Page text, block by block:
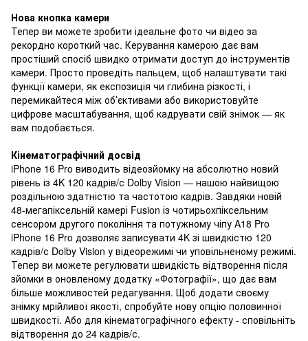
Нова кнопка камери
Тепер ви можете зробити ідеальне фото чи відео за
рекордно короткий час. Керування камерою дає вам
простіший спосіб швидко отримати доступ до інструментів
камери. Просто проведіть пальцем, щоб налаштувати такі
функції камери, як експозиція чи глибина різкості, і
перемикайтеся між об’єктивами або використовуйте
цифрове масштабування, щоб кадрувати свій знімок — як
вам подобається.
Кінематографічний досвід
iPhone 16 Pro виводить відеозйомку на абсолютно новий
рівень із 4K 120 кадрів/с Dolby Vision — нашою найвищою
роздільною здатністю та частотою кадрів. Завдяки новій
48-мегапіксельній камері Fusion із чотирьохпіксельним
сенсором другого покоління та потужному чіпу A18 Pro
iPhone 16 Pro дозволяє записувати 4K зі швидкістю 120
кадрів/с Dolby Vision у відеорежимі чи уповільненому режимі.
Тепер ви можете регулювати швидкість відтворення після
зйомки в оновленому додатку «Фотографії», що дає вам
більше можливостей редагування. Щоб додати своєму
знімку мрійливої ​​якості, спробуйте нову опцію половинної
швидкості. Або для кінематографічного ефекту - сповільніть
відтворення до 24 кадрів/с.